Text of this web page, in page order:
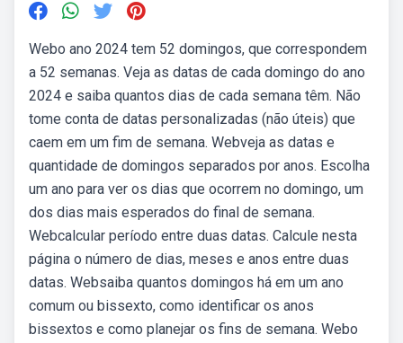
Webo ano 2024 tem 52 domingos, que correspondem
a 52 semanas. Veja as datas de cada domingo do ano
2024 e saiba quantos dias de cada semana têm. Não
tome conta de datas personalizadas (não úteis) que
caem em um fim de semana. Webveja as datas e
quantidade de domingos separados por anos. Escolha
um ano para ver os dias que ocorrem no domingo, um
dos dias mais esperados do final de semana.
Webcalcular período entre duas datas. Calcule nesta
página o número de dias, meses e anos entre duas
datas. Websaiba quantos domingos há em um ano
comum ou bissexto, como identificar os anos
bissextos e como planejar os fins de semana. Webo